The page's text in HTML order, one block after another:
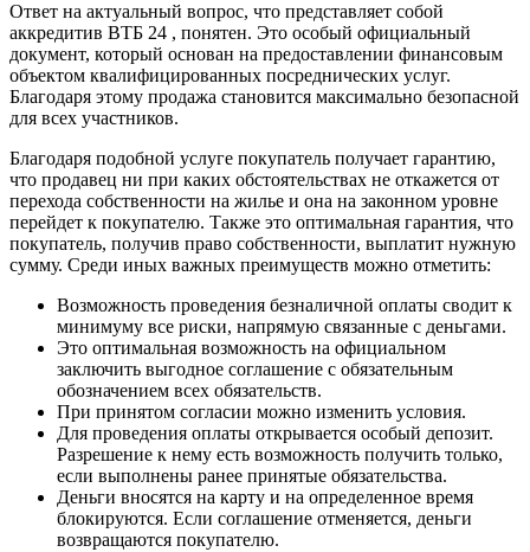
Ответ на актуальный вопрос, что представляет собой
аккредитив ВТБ 24 , понятен. Это особый официальный
документ, который основан на предоставлении финансовым
объектом квалифицированных посреднических услуг.
Благодаря этому продажа становится максимально безопасной
для всех участников.
Благодаря подобной услуге покупатель получает гарантию,
что продавец ни при каких обстоятельствах не откажется от
перехода собственности на жилье и она на законном уровне
перейдет к покупателю. Также это оптимальная гарантия, что
покупатель, получив право собственности, выплатит нужную
сумму. Среди иных важных преимуществ можно отметить:
Возможность проведения безналичной оплаты сводит к
минимуму все риски, напрямую связанные с деньгами.
Это оптимальная возможность на официальном
заключить выгодное соглашение с обязательным
обозначением всех обязательств.
При принятом согласии можно изменить условия.
Для проведения оплаты открывается особый депозит.
Разрешение к нему есть возможность получить только,
если выполнены ранее принятые обязательства.
Деньги вносятся на карту и на определенное время
блокируются. Если соглашение отменяется, деньги
возвращаются покупателю.